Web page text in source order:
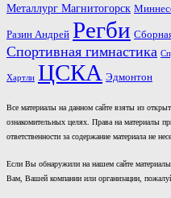
Металлург Магнитогорск
Разин Андрей Регби
Спортивная гимнастика
Хартли ЦСКА Эдмонтон
Все материалы на данном сайте взяты из
ознакомительных целях. Права на материалы
ответственности за содержание материала не
Если Вы обнаружили на нашем сайте
Вам, Вашей компании или организации,